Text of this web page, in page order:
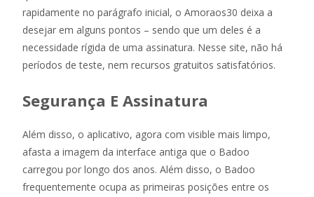
rapidamente no parágrafo inicial, o Amoraos30 deixa a
desejar em alguns pontos – sendo que um deles é a
necessidade rígida de uma assinatura. Nesse site, não há
períodos de teste, nem recursos gratuitos satisfatórios.
Segurança E Assinatura
Além disso, o aplicativo, agora com visible mais limpo,
afasta a imagem da interface antiga que o Badoo
carregou por longo dos anos. Além disso, o Badoo
frequentemente ocupa as primeiras posições entre os